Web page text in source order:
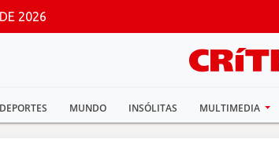
2026
DEPORTES MUNDO INSÓLITAS MULTIMEDIA